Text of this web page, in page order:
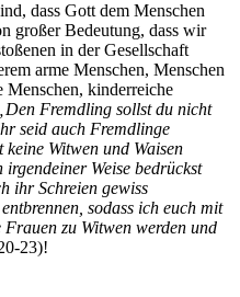
dass Gott dem Menschen
großer Bedeutung, dass wir
in der Gesellschaft
arme Menschen, Menschen
kinderreiche
„Den Fremdling sollst du nicht
seid auch Fremdlinge
Witwen und Waisen
Weise bedrückst
ihr Schreien gewiss
sodass ich euch mit
zu Witwen werden und
23)!